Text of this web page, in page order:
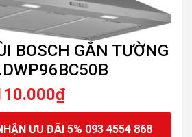
BOSCH GẮN TƯỜNG
₫
ƯU ĐÃI 5% 093 4554 868